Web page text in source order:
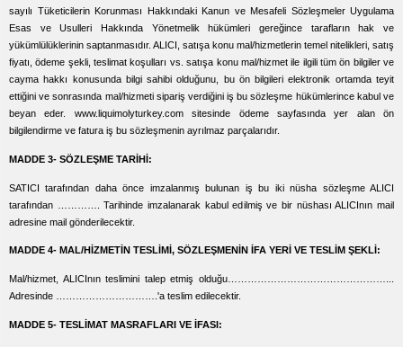
sayılı Tüketicilerin Korunması Hakkındaki Kanun ve Mesafeli Sözleşmeler Uygulama
Esas ve Usulleri Hakkında Yönetmelik hükümleri gereğince tarafların hak ve
yükümlülüklerinin saptanmasıdır. ALICI, satışa konu mal/hizmetlerin temel nitelikleri, satış
fiyatı, ödeme şekli, teslimat koşulları vs. satışa konu mal/hizmet ile ilgili tüm ön bilgiler ve
cayma hakkı konusunda bilgi sahibi olduğunu, bu ön bilgileri elektronik ortamda teyit
ettiğini ve sonrasında mal/hizmeti sipariş verdiğini iş bu sözleşme hükümlerince kabul ve
beyan eder. www.liquimolyturkey.com sitesinde ödeme sayfasında yer alan ön
bilgilendirme ve fatura iş bu sözleşmenin ayrılmaz parçalarıdır.
MADDE 3- SÖZLEŞME TARİHİ:
SATICI tarafından daha önce imzalanmış bulunan iş bu iki nüsha sözleşme ALICI
tarafından …………. Tarihinde imzalanarak kabul edilmiş ve bir nüshası ALICInın mail
adresine mail gönderilecektir.
MADDE 4- MAL/HİZMETİN TESLİMİ, SÖZLEŞMENİN İFA YERİ VE TESLİM ŞEKLİ:
Mal/hizmet, ALICInın teslimini talep etmiş olduğu…………………………………………...
Adresinde ………………………….'a teslim edilecektir.
MADDE 5- TESLİMAT MASRAFLARI VE İFASI: